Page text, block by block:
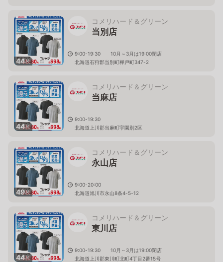
44枚
コメリハード＆グリーン
当別店
9:00-19:30 10月～3月は19:00閉店
北海道石狩郡当別町樺戸町347-2
44枚
コメリハード＆グリーン
当麻店
9:00-19:30
北海道上川郡当麻町宇園別2区
49枚
コメリハード＆グリーン
永山店
9:00-20:00
北海道旭川市永山8条4-5-12
44枚
コメリハード＆グリーン
東川店
9:00-19:30 10月～3月は19:00閉店
北海道上川郡東川町北町4丁目2番15号